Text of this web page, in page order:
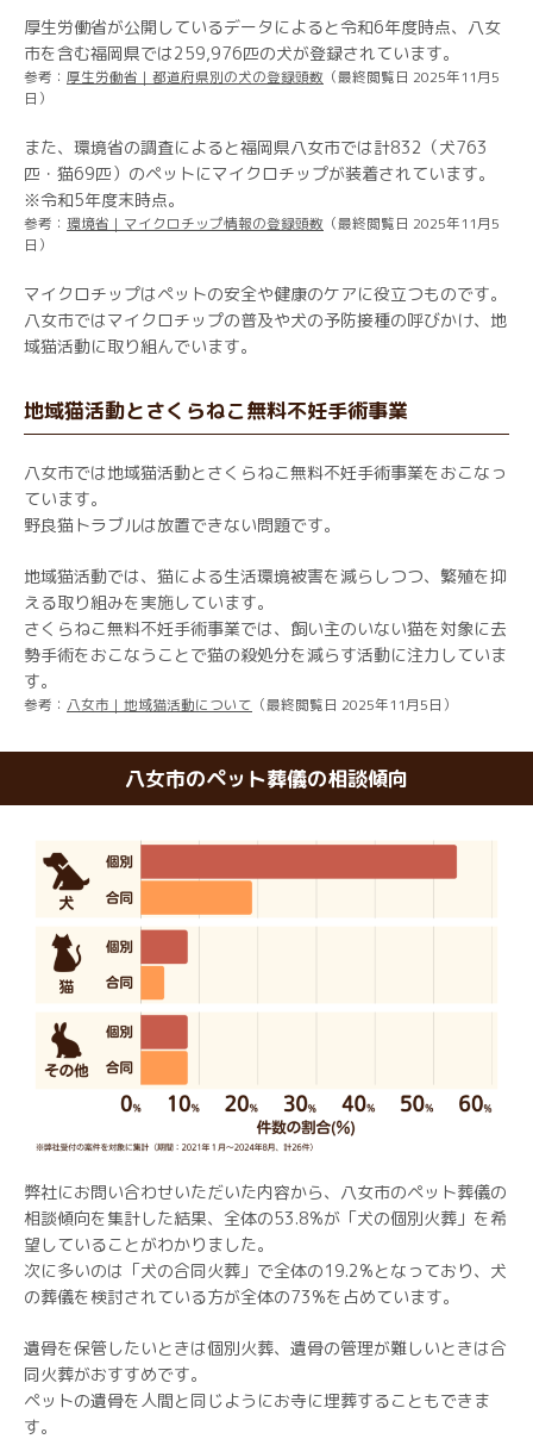
厚生労働省が公開しているデータによると令和6年度時点、八女
市を含む福岡県では259,976匹の犬が登録されています。
参考： 厚生労働省｜都道府県別の犬の登録頭数 （最終閲覧日 2025年11月5
日）
また、環境省の調査によると福岡県八女市では計832（犬763
匹・猫69匹）のペットにマイクロチップが装着されています。
※令和5年度末時点。
参考： 環境省｜マイクロチップ情報の登録頭数 （最終閲覧日 2025年11月5
日）
マイクロチップはペットの安全や健康のケアに役立つものです。
八女市ではマイクロチップの普及や犬の予防接種の呼びかけ、地
域猫活動に取り組んでいます。
地域猫活動とさくらねこ無料不妊手術事業
八女市では地域猫活動とさくらねこ無料不妊手術事業をおこなっ
ています。
野良猫トラブルは放置できない問題です。
地域猫活動では、猫による生活環境被害を減らしつつ、繁殖を抑
える取り組みを実施しています。
さくらねこ無料不妊手術事業では、飼い主のいない猫を対象に去
勢手術をおこなうことで猫の殺処分を減らす活動に注力していま
す。
参考： 八女市｜地域猫活動について （最終閲覧日 2025年11月5日）
八女市のペット葬儀の相談傾向
弊社にお問い合わせいただいた内容から、八女市のペット葬儀の
相談傾向を集計した結果、全体の53.8%が「犬の個別火葬」を希
望していることがわかりました。
次に多いのは「犬の合同火葬」で全体の19.2%となっており、犬
の葬儀を検討されている方が全体の73%を占めています。
遺骨を保管したいときは個別火葬、遺骨の管理が難しいときは合
同火葬がおすすめです。
ペットの遺骨を人間と同じようにお寺に埋葬することもできま
す。